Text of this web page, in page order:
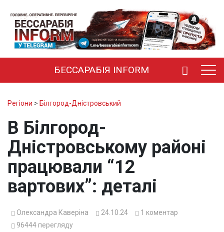
БЕССАРАБІЯ INFORM
Регіони > Білгород-Дністровський
В Білгород-
Дністровському районі
працювали “12
вартових”: деталі
Олександра Каверіна 24.10.24 1 коментар
96444 перегляду